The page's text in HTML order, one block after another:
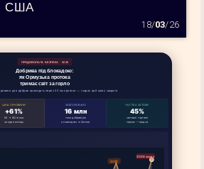
США
18/03/26
ПРОДОВОЛЬЧА БЕЗПЕКА · 2026
Добрива під блокадою:
як Ормузька протока
тримає світ за горло
для добрив проходить через 33 км протоки — і зараз цей шлях закрито
ЦІНА СЕЧОВИНИ
+61%
84 → 80/тонна
за один місяць
ЗАБЛОКОВАНО
16 млн
тонн добрив/рік
не виходять із Затоки
ЧАСТКА ЗАТОКИ
45%
світової торгівлі
сіркою — звідси